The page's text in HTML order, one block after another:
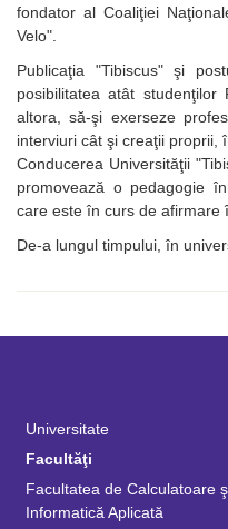
fondator al Coaliţiei
Velo".
Publicaţia "Tibiscus" şi
posibilitatea atât
altora, să-şi exerseze
interviuri cât şi creaţii proprii,
Conducerea Universităţii
promovează o pedagogie
care este în curs de afirmare
De-a lungul timpului, în
Universitate
Facultăţi
Facultatea de Calculatoare
Informatică Aplicată